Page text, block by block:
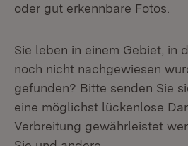
oder gut erkennbare Fotos.
Sie leben in einem Gebiet, in
noch nicht nachgewiesen
gefunden? Bitte senden Sie
eine möglichst lückenlose
Verbreitung gewährleistet